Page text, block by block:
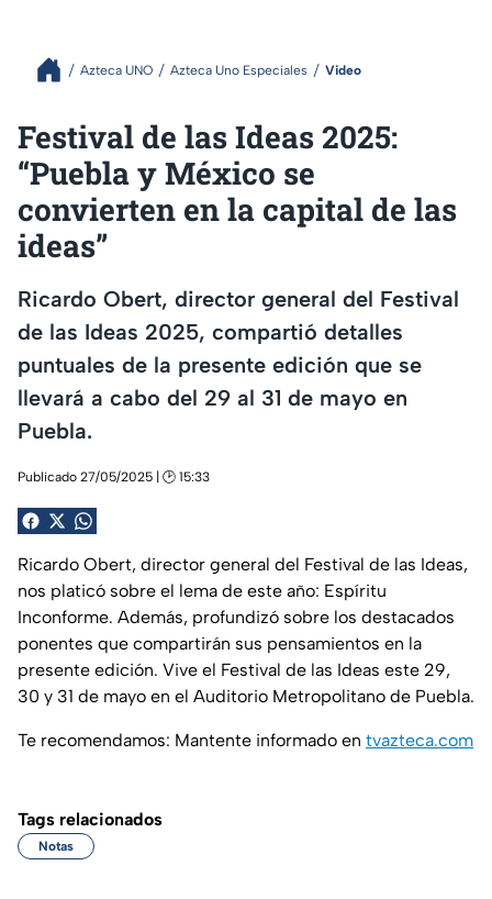
Azteca UNO Azteca Uno Especiales Video
Festival de las Ideas 2025:
“Puebla y México se
convierten en la capital de las
ideas”
Ricardo Obert, director general del Festival
de las Ideas 2025, compartió detalles
puntuales de la presente edición que se
llevará a cabo del 29 al 31 de mayo en
Puebla.
Publicado 27/05/2025 | 🕑 15:33
Ricardo Obert, director general del Festival de las Ideas,
nos platicó sobre el lema de este año: Espíritu
Inconforme. Además, profundizó sobre los destacados
ponentes que compartirán sus pensamientos en la
presente edición. Vive el Festival de las Ideas este 29,
30 y 31 de mayo en el Auditorio Metropolitano de Puebla.
Te recomendamos: Mantente informado en tvazteca.com
Tags relacionados
Notas